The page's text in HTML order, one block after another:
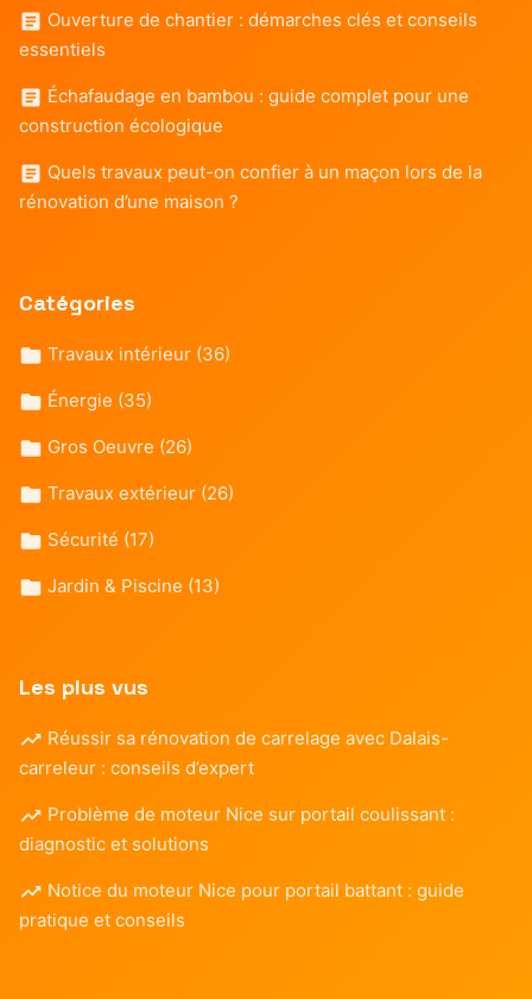
Ouverture de chantier : démarches clés et conseils
essentiels
Échafaudage en bambou : guide complet pour une
construction écologique
Quels travaux peut-on confier à un maçon lors de la
rénovation d’une maison ?
Catégories
Travaux intérieur (36)
Énergie (35)
Gros Oeuvre (26)
Travaux extérieur (26)
Sécurité (17)
Jardin & Piscine (13)
Les plus vus
Réussir sa rénovation de carrelage avec Dalais-
carreleur : conseils d’expert
Problème de moteur Nice sur portail coulissant :
diagnostic et solutions
Notice du moteur Nice pour portail battant : guide
pratique et conseils